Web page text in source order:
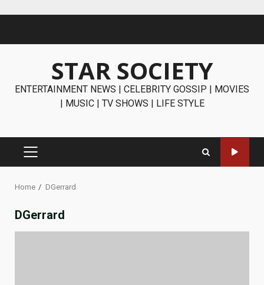
STAR SOCIETY
ENTERTAINMENT NEWS | CELEBRITY GOSSIP | MOVIES
| MUSIC | TV SHOWS | LIFE STYLE
PRIMARY
Home DGerrard
DGerrard